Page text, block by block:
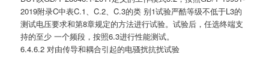
2019附录C中表C.1、C.2、C.3的类 别1试验严酷等级不低于L3的
测试电压要求和第8章规定的方法进行试验。试验后，任选终端支
持的至少 一个频段，按照6.3进行性能测试。
6.4.6.2 对由传导和耦合引起的电骚扰抗扰试验